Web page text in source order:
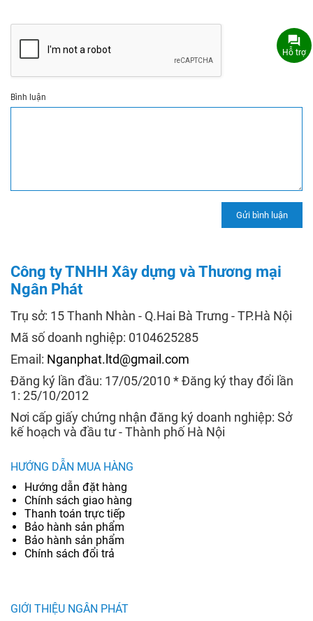
Bình luận
Công ty TNHH Xây dựng và Thương mại
Ngân Phát
Trụ sở: 15 Thanh Nhàn - Q.Hai Bà Trưng - TP.Hà Nội
Mã số doanh nghiệp: 0104625285
Email: Nganphat.ltd@gmail.com
Đăng ký lần đầu: 17/05/2010 * Đăng ký thay đổi lần
1: 25/10/2012
Nơi cấp giấy chứng nhận đăng ký doanh nghiệp: Sở
kế hoạch và đầu tư - Thành phố Hà Nội
HƯỚNG DẪN MUA HÀNG
Hướng dẫn đặt hàng
Chính sách giao hàng
Thanh toán trực tiếp
Bảo hành sản phẩm
Bảo hành sản phẩm
Chính sách đổi trả
GIỚI THIỆU NGÂN PHÁT
Hỗ trợ